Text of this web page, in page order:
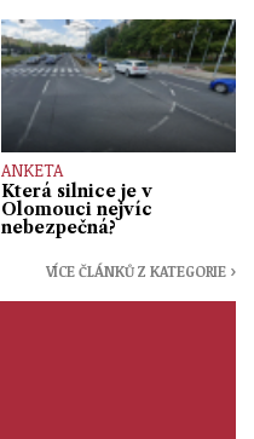
ANKETA
Která silnice je v
Olomouci nejvíc
nebezpečná?
VÍCE ČLÁNKŮ Z KATEGORIE ›